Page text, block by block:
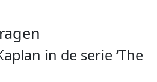
in de serie ‘The